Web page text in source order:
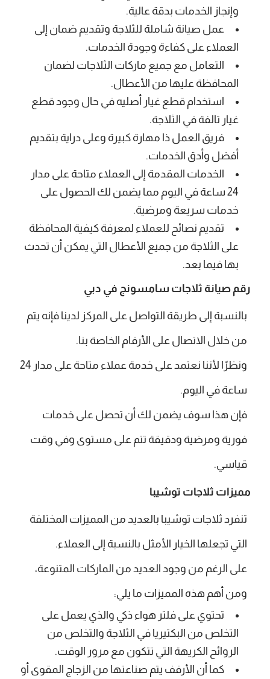
وإنجاز الخدمات بدقة عالية.
عمل صيانة شاملة للثلاجة وتقديم ضمان إلى
العملاء على كفاءة وجودة الخدمات.
التعامل مع جميع ماركات الثلاجات لضمان
المحافظة عليها من الأعطال.
استخدام قطع غيار أصليه في حال وجود قطع
غيار تالفة في الثلاجة.
فريق العمل ذا مهارة كبيرة وعلى دراية بتقديم
أفضل وأدق الخدمات.
الخدمات المقدمة إلى العملاء متاحة على مدار
24 ساعة في اليوم مما يضمن لك الحصول على
خدمات سريعة ومرضية.
تقديم نصائح للعملاء لمعرفة كيفية المحافظة
على الثلاجة من جميع الأعطال التي يمكن أن تحدث
بها فيما بعد.
رقم صيانة ثلاجات سامسونج في دبي
بالنسبة إلى طريقة التواصل على المركز لدينا فإنه يتم
من خلال الاتصال على الأرقام الخاصة بنا.
ونظرًا لأننا نعتمد على خدمة عملاء متاحة على مدار 24
ساعة في اليوم.
فإن هذا سوف يضمن لك أن تحصل على خدمات
فورية ومرضية ودقيقة تتم على مستوى وفي وقت
قياسي.
مميزات ثلاجات توشيبا
تنفرد ثلاجات توشيبا بالعديد من المميزات المختلفة
التي تجعلها الخيار الأمثل بالنسبة إلى العملاء.
على الرغم من وجود العديد من الماركات المتنوعة،
ومن أهم هذه المميزات ما يلي:
تحتوي على فلتر هواء ذكي والذي يعمل على
التخلص من البكتيريا في الثلاجة والتخلص من
الروائح الكريهة التي تتكون مع مرور الوقت.
كما أن الأرفف يتم صناعتها من الزجاج المقوى أو